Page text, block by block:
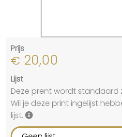
Prijs
€ 20,00
Lijst
Deze prent wordt standaard
Wil je deze print ingelijst
lijst.